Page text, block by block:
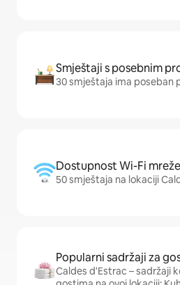
Smještaji s posebnim
30 smještaja ima poseban
Dostupnost Wi-Fi mreže
50 smještaja na lokaciji
Popularni sadržaji za
Caldes d'Estrac – sadržaji